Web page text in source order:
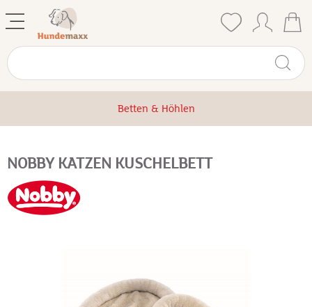
Betten & Höhlen
NOBBY KATZEN KUSCHELBETT